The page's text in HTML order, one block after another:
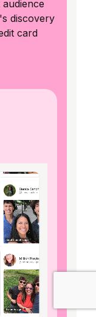
discovery
card